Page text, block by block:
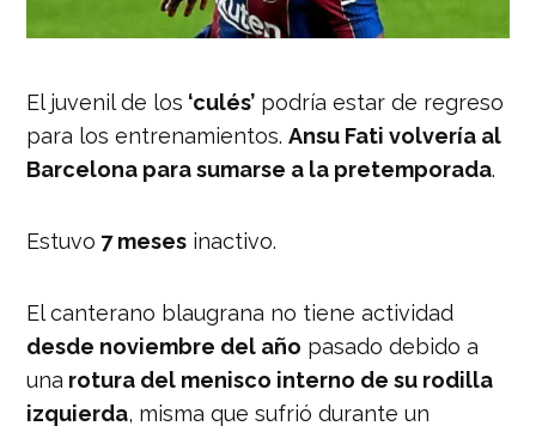
El juvenil de los ‘culés’ podría estar de regreso
para los entrenamientos.Ansu Fati volvería al
Barcelona para sumarse a la pretemporada.
Estuvo 7 meses inactivo.
El canterano blaugrana no tiene actividad
desde noviembre del año pasado debido a
una rotura del menisco interno de su rodilla
izquierda, misma que sufrió durante un